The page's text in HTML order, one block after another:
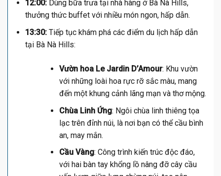
12:00:Dùng bữa trưa tại nhà hàng ở Bà Nà Hills,
thưởng thức buffet với nhiều món ngon, hấp dẫn.
13:30:Tiếp tục khám phá các điểm du lịch hấp dẫn
tại Bà Nà Hills:
Vườn hoa Le Jardin D’Amour: Khu vườn
với những loài hoa rực rỡ sắc màu, mang
đến một khung cảnh lãng mạn và thơ mộng.
Chùa Linh Ứng: Ngôi chùa linh thiêng tọa
lạc trên đỉnh núi, là nơi bạn có thể cầu bình
an, may mắn.
Cầu Vàng: Công trình kiến trúc độc đáo,
với hai bàn tay khổng lồ nâng đỡ cây cầu